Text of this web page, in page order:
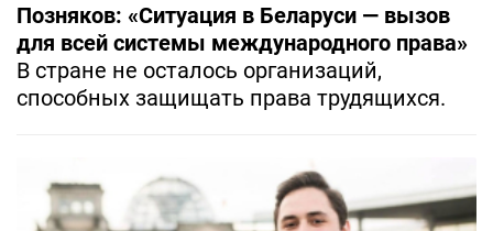
Позняков: «Ситуация в Беларуси — вызов
для всей системы международного права»
В стране не осталось организаций,
способных защищать права трудящихся.